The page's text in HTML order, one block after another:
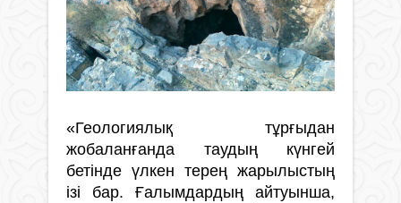
«Геологиялық тұрғыдан
жобаланғанда таудың күнгей
бетінде үлкен терең жарылыстың
ізі бар. Ғалымдардың айтуынша,